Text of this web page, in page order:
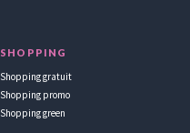
SHOPPING
Shopping gratuit
Shopping promo
Shopping green